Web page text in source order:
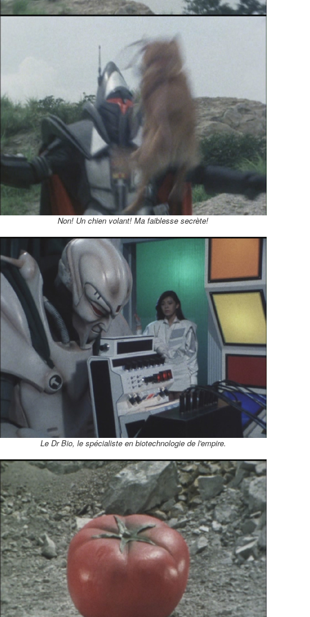
Non! Un chien volant! Ma faiblesse secrète!
Le Dr Bio, le spécialiste en biotechnologie de l'empire.